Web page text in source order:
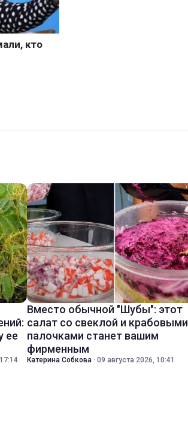
ее
Вместо обычной "Шубы": этот
салат со свеклой и крабовыми
палочками станет вашим
фирменным
Катерина Собкова · 09 августа 2026, 10:41